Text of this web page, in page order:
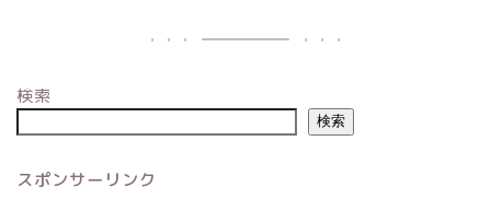
検索
検索
スポンサーリンク